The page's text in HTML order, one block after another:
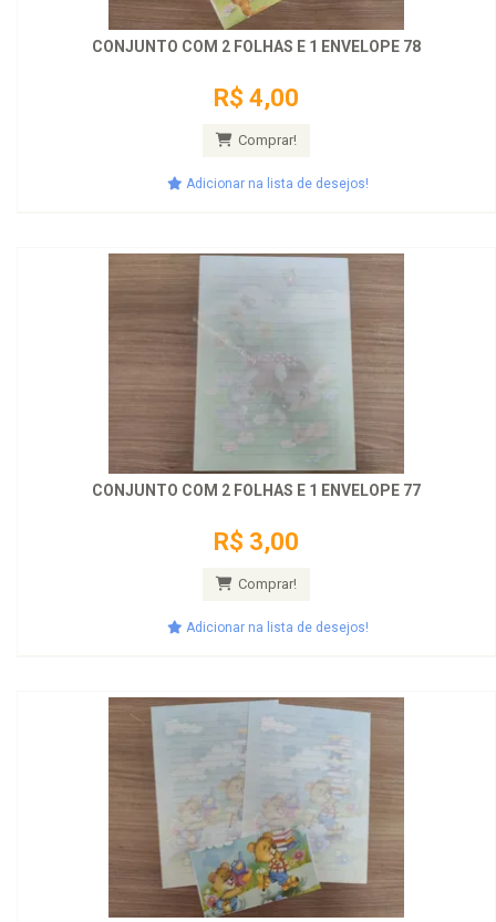
CONJUNTO COM 2 FOLHAS E 1 ENVELOPE 78
R$ 4,00
Comprar!
Adicionar na lista de desejos!
CONJUNTO COM 2 FOLHAS E 1 ENVELOPE 77
R$ 3,00
Comprar!
Adicionar na lista de desejos!